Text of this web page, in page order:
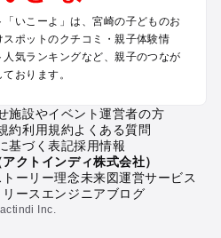
ト
いこーよ」は、宮崎の子どものお
ポットのクチコミ・親子体験情
気ランキングなど、親子のつなが
おります。
施設やイベント運営者の方
約利用規約よくある質問
基づく表記採用情報
クトインディ株式会社）
ーリー理念未来図運営サービス
ース エンジニアブログ
Inc.